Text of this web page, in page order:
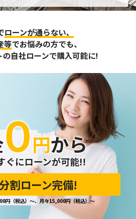
ローンが通らない、
等でお悩みの方でも、
の自社ローンで購入可能に!
円から
ぐにローンが可能!!
割ローン完備!
円（税込）～、月々15,000円（税込）～